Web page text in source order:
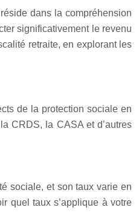
dans la compréhension
significativement le revenu
retraite, en explorant les
de la protection sociale en
CRDS, la CASA et d’autres
sociale, et son taux varie en
quel taux s’applique à votre